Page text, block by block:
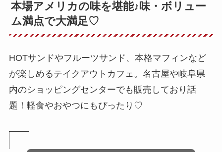
本場アメリカの味を堪能♪味・ボリュー
ム満点で大満足♡
HOTサンドやフルーツサンド、本格マフィンなど
が楽しめるテイクアウトカフェ。名古屋や岐阜県
内のショッピングセンターでも販売しており話
題！軽食やおやつにもぴったり♡